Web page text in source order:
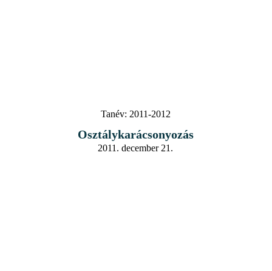
Tanév: 2011-2012
Osztálykarácsonyozás
2011. december 21.